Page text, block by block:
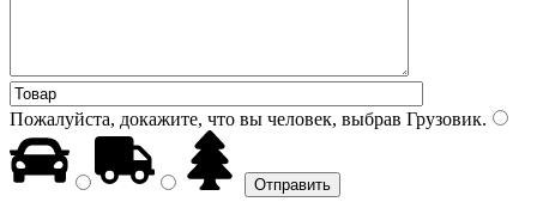
Пожалуйста, докажите, что вы человек, выбрав Грузовик.